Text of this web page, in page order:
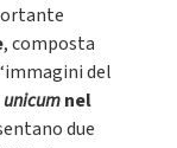
, composta
del
unicumnel
due